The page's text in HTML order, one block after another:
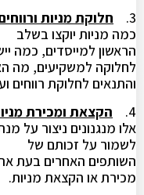
3.
חלוקת מניות ורווחים:
כמה מניות יוקצו בשלב
הראשון למייסדים, כמה
לחלוקה למשקיעים, מה
והתנאים לחלוקת רווחים
4.
הקצאת ומכירת
אלו מנגנונים ניצור על מנת
לשמור על זכותם של
השותפים האחרים בעת
מכירת או הקצאת מניות.